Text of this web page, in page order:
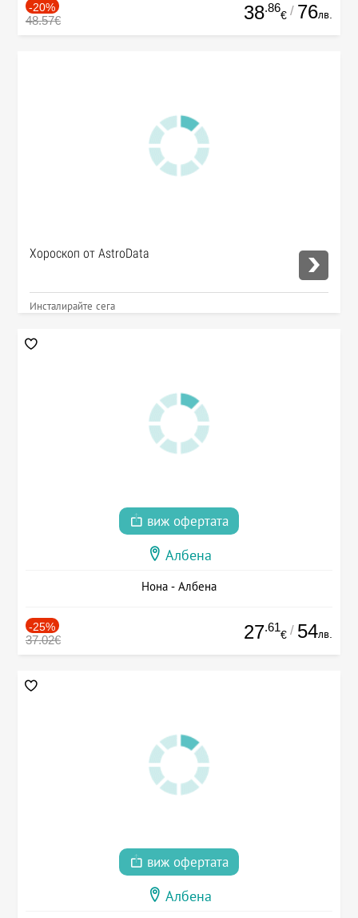
-20%
48.57€ 38.86
€ / 76лв.
Хороскоп от AstroData
Инсталирайте сега
виж офертата
Албена
Нона - Албена
-25%
37.02€ 27.61
€ / 54лв.
виж офертата
Албена